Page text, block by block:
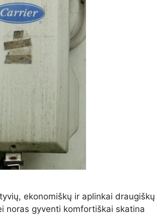
ekonomiškų ir aplinkai draugiškų
noras gyventi komfortiškai skatina